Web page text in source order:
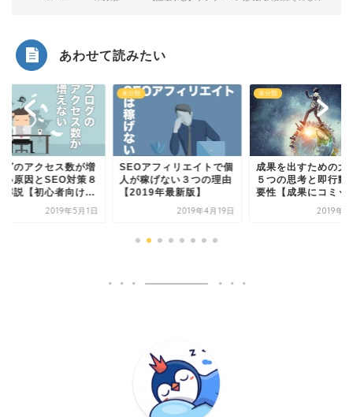
あわせて読みたい
グのアクセス数が増
い原因とSEO対策８
解説【初心者向け...
2019年5月1日
未分類
SEOアフィリエイトで個
人が稼げない３つの理由
【2019年最新版】
2019年4月19日
未分類
成果を出すための大
５つの思考と即行動
要性【成果にコミッ
2019年4